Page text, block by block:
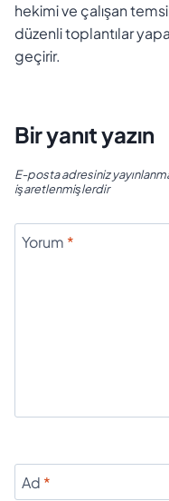
hekimi ve çalışan
düzenli toplantılar
geçirir.
Bir yanıt yazın
E-posta adresiniz
işaretlenmişlerdir
Yorum *
Ad *